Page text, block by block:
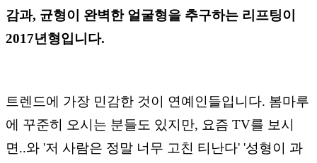
감과, 균형이 완벽한 얼굴형을 추구하는 리프팅이
2017년형입니다.
트렌드에 가장 민감한 것이 연예인들입니다. 봄마루
에 꾸준히 오시는 분들도 있지만, 요즘 TV를 보시
면..와 '저 사람은 정말 너무 고친 티난다' '성형이 과